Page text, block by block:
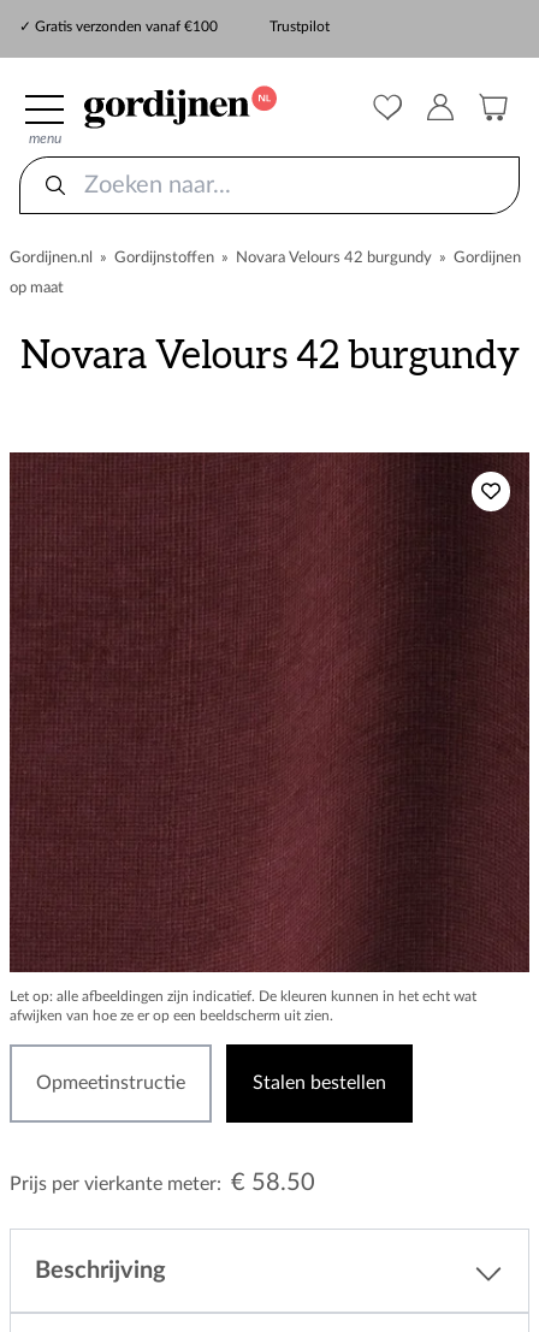
✓ Gratis verzonden vanaf €100
Trustpilot
menu
Gordijnen.nl » Gordijnstoffen » Novara Velours 42 burgundy » Gordijnen
op maat
Novara Velours 42 burgundy
Let op: alle afbeeldingen zijn indicatief. De kleuren kunnen in het echt wat
afwijken van hoe ze er op een beeldscherm uit zien.
Opmeetinstructie Stalen bestellen
Prijs per vierkante meter: € 58.50
Beschrijving